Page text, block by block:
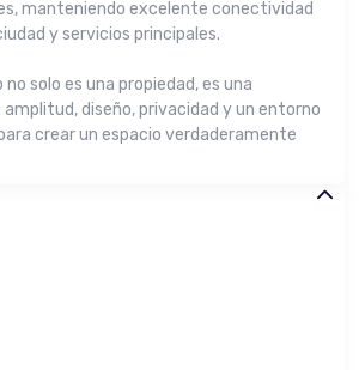
manteniendo excelente conectividad
y servicios principales.
solo es una propiedad, es una
diseño, privacidad y un entorno
crear un espacio verdaderamente